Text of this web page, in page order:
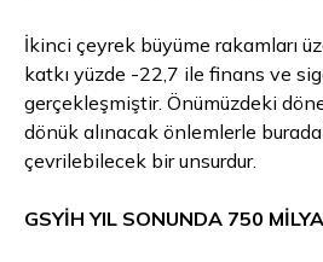
İkinci çeyrek büyüme rakamları
katkı yüzde -22,7 ile finans ve
gerçekleşmiştir. Önümüzdeki
dönük alınacak önlemlerle
çevrilebilecek bir unsurdur.
GSYİH YIL SONUNDA 750